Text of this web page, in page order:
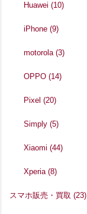
Huawei(10)
iPhone(9)
motorola(3)
OPPO(14)
Pixel(20)
Simply(5)
Xiaomi(44)
Xperia(8)
スマホ販売・買取 (23)